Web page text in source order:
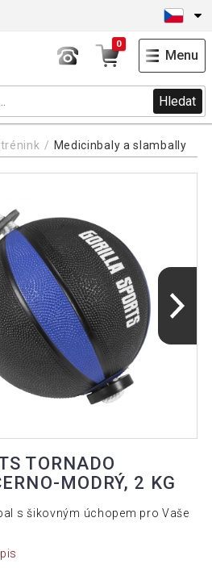
Hledat
0
Menu
Medicinbaly a slambally
TORNADO
MODRÝ, 2 KG
s šikovným úchopem pro Vaše